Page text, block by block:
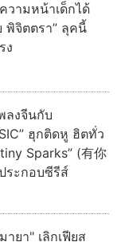
วามหน้าเด็กได้
พิจิตตรา” ลุคนี้
ง
ลงจีนกับ
ฮุกติดหู ฮิตทั่ว
Sparks” (有你
ระกอบซีรีส์
ายา" เลิกเฟียส